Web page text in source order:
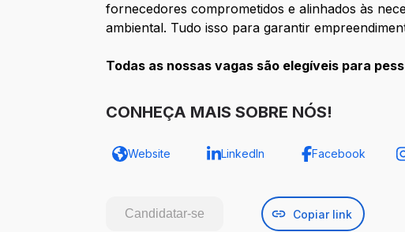
fornecedores comprometidos e alinhados às
ambiental. Tudo isso para garantir
Todas as nossas vagas são elegíveis para
CONHEÇA MAIS SOBRE NÓS!
Website LinkedIn Facebook
Candidatar-se Copiar link